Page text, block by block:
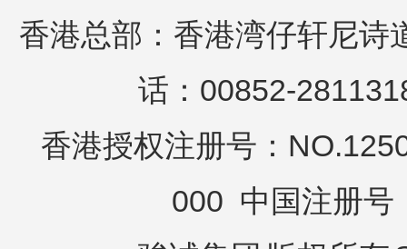
香港总部：香港湾仔轩尼诗
话：00852-
香港授权注册号：
000 中国注册号